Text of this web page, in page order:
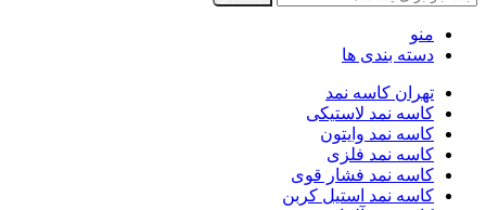
منو
دسته بندی ها
تهران کاسه نمد
کاسه نمد لاستیکی
کاسه نمد وایتون
کاسه نمد فلزی
کاسه نمد فشار قوی
کاسه نمد استیل کربن